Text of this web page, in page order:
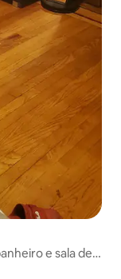
e sala de